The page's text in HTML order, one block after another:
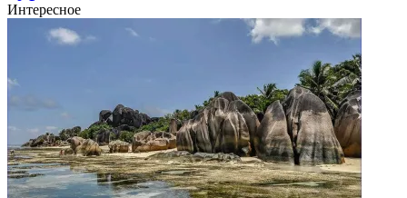
Интересное